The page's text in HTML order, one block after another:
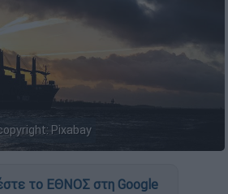
Pixabay
το ΕΘΝΟΣ στη Google